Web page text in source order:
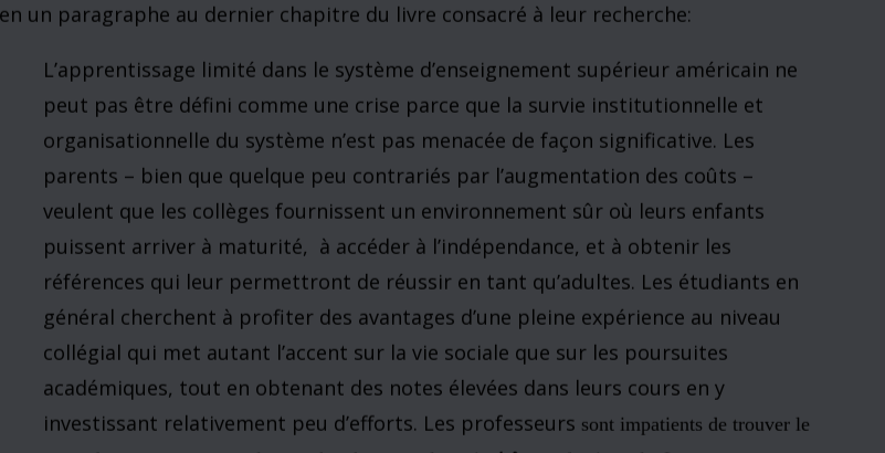
Si le test utilisé, leCollegiate Learning Assessment, est mis sur une échelle
montré des gains de même un point au cours des deux premières années de
collège, et 36 pour cent des étudiants n’auraient pas montré de tels gains
(un point) sur les quatre années de collège…
Les 36 pour cent des étudiants qui déclarèrent avoir passé cinq heures ou
moins par semaine en étude individuelle avaient 3,16 comme moyenne des
dossiers de leurs notes (soit entre B et B+). (ARUM et ROKSA, 2011.A
p.WK10)
Ces données indiquent bien la faible priorité accordée à la formation au niveau du
baccalauréat. Comment peut-on expliquer la situation?
L’explication
Une situation qui perdure n’est pas le fruit du hasard, mais représente un équilibre entre